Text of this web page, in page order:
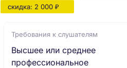
скидка: 2 000 ₽
Требования к слушателям
Высшее или среднее
профессиональное